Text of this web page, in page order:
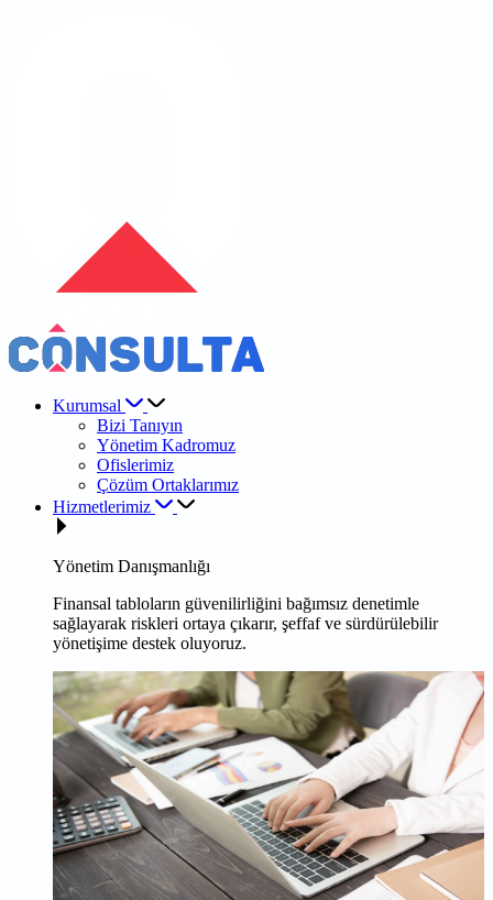
Kurumsal
Bizi Tanıyın
Yönetim Kadromuz
Ofislerimiz
Çözüm Ortaklarımız
Hizmetlerimiz
Yönetim Danışmanlığı
Finansal tabloların güvenilirliğini bağımsız denetimle
sağlayarak riskleri ortaya çıkarır, şeffaf ve sürdürülebilir
yönetişime destek oluyoruz.